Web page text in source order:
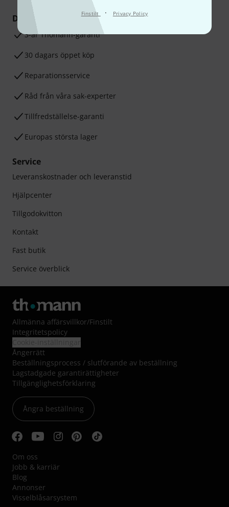
Finstilt · Privacy Policy
Dina fördelar
3-år Thomann-garanti
30 dagars öppet köp
Reparationsservice
Råd från våra sak-experter
Tillfredställelse-garanti
Europas största lager
Service
Leveranskostnader och leveranstid
Hjälpcenter
Tillgodokvitton
Kontakt
Fast butik
Service överblick
Allmänna affärsvillkor/Finstilt
Integritetspolicy
Ångerrätt
Beställningsprocess / slutförande av beställning
Lagstadgade garantirättigheter
Tillgänglighetsförklaring
Ångra beställning
Om oss
Jobb & karriär
Blog
Annonser
Visselblåsarsystem